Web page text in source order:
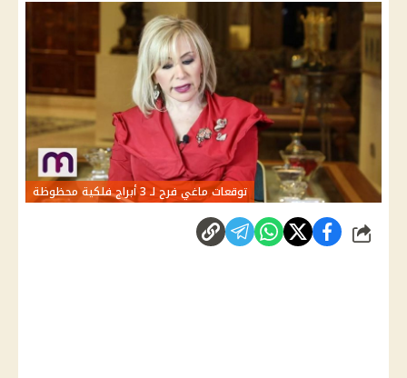
توقعات ماغي فرح لـ 3 أبراج فلكية محظوظة
شارك